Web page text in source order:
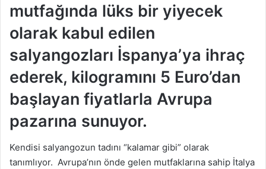
mutfağında lüks bir yiyecek
olarak kabul edilen
salyangozları İspanya’ya ihraç
ederek, kilogramını 5 Euro’dan
başlayan fiyatlarla Avrupa
pazarına sunuyor.
Kendisi salyangozun tadını “kalamar gibi” olarak
tanımlıyor. Avrupa’nın önde gelen mutfaklarına sahip İtalya